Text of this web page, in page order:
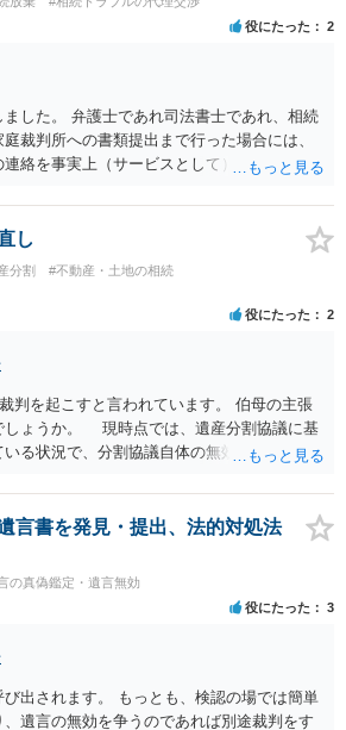
役にたった 2
した。 弁護士であれ司法書士であれ、相続
裁判所への書類提出まで行った場合には、
絡を事実上（サービスとして）行うことは
した。
し
分割
#不動産・土地の相続
役にたった 2
判を起こすと言われています。 伯母の主張
しょうか。 現時点では、遺産分割協議に基
る状況で、分割協議自体の無効を裁判所が
第ですが、 ・御祖母様の認知能力に関する
が提出されればその効力が否定される可能性
自身が分割協議に加わっていること ・御祖母
議を行う実益が誰にあったかの立証が困難
際に遺産分割協議の効力が否定される可能
証のハードルは非常に高い）ということが
言書を発見・提出、法的対処法
の真偽鑑定・遺言無効
役にたった 3
出されます。 もっとも、検認の場では簡単
遺言の無効を争うのであれば別途裁判をす